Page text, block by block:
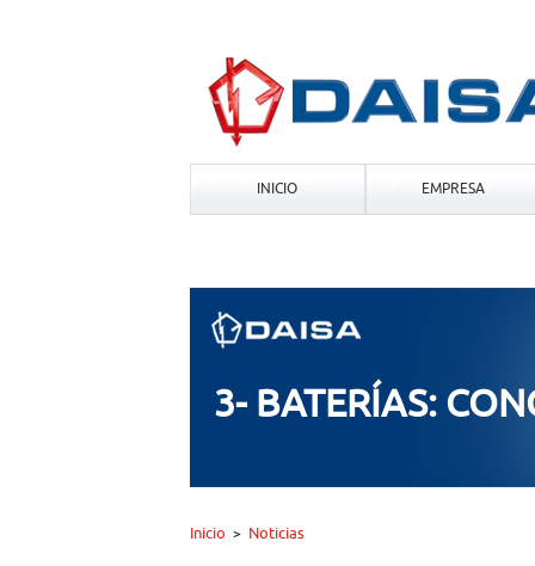
INICIO EMPRESA
3- BATERÍAS:
Inicio > Noticias